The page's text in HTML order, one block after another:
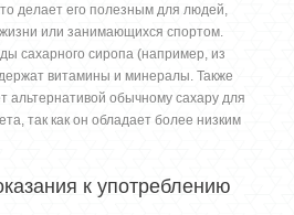
делает его полезным для людей,
или занимающихся спортом.
сахарного сиропа (например, из
витамины и минералы. Также
альтернативой обычному сахару для
так как он обладает более низким
к употреблению